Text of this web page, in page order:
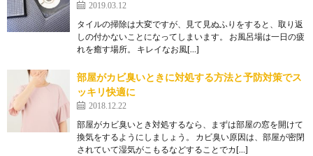
2019.03.12
タイルの掃除は大変ですが、見て見ぬふりをすると、取り返
しの付かないことになってしまいます。 お風呂場は一日の疲
れを癒す場所。 キレイなお風[…]
部屋がカビ臭いときに対処する方法と予防対策でス
ッキリ快適に
2018.12.22
部屋がカビ臭いとき対処するなら、まずは部屋の窓を開けて
換気をするようにしましょう。 カビ臭い原因は、部屋が密閉
されていて湿気がこもるなどすることでカ[…]